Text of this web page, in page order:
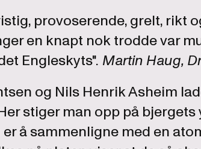
provoserende, grelt, rikt
en knapt nok trodde var
Engleskyts". Martin Haug,
og Nils Henrik Asheim
stiger man opp på
å sammenligne med en